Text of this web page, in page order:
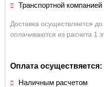
Транспортной компанией
Доставка осуществляется
оплачиваются из расчета 1
Оплата осуществяется:
Наличным расчетом